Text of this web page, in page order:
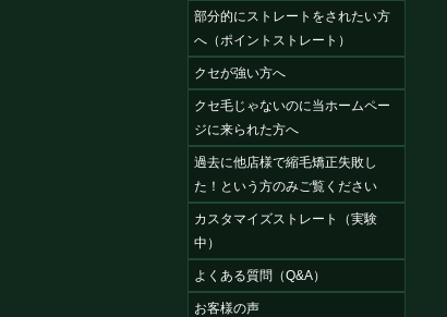
部分的にストレートをされたい方
へ（ポイントストレート）
クセが強い方へ
クセ毛じゃないのに当ホームペー
ジに来られた方へ
過去に他店様で縮毛矯正失敗し
た！という方のみご覧ください
カスタマイズストレート（実験
中）
よくある質問（Q&A）
お客様の声